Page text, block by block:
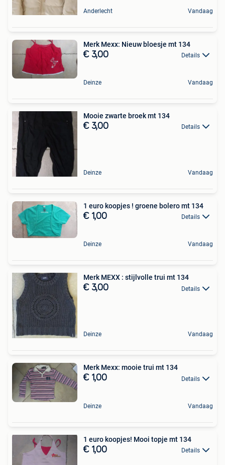
Anderlecht Vandaag
Merk Mexx: Nieuw bloesje mt 134
€ 3,00 Details
Deinze Vandaag
Mooie zwarte broek mt 134
€ 3,00 Details
Deinze Vandaag
1 euro koopjes ! groene bolero mt 134
€ 1,00 Details
Deinze Vandaag
Merk MEXX : stijlvolle trui mt 134
€ 3,00 Details
Deinze Vandaag
Merk Mexx: mooie trui mt 134
€ 1,00 Details
Deinze Vandaag
1 euro koopjes! Mooi topje mt 134
€ 1,00 Details